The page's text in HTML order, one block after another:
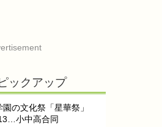
ックアップ
の文化祭「星華祭」
小中高合同